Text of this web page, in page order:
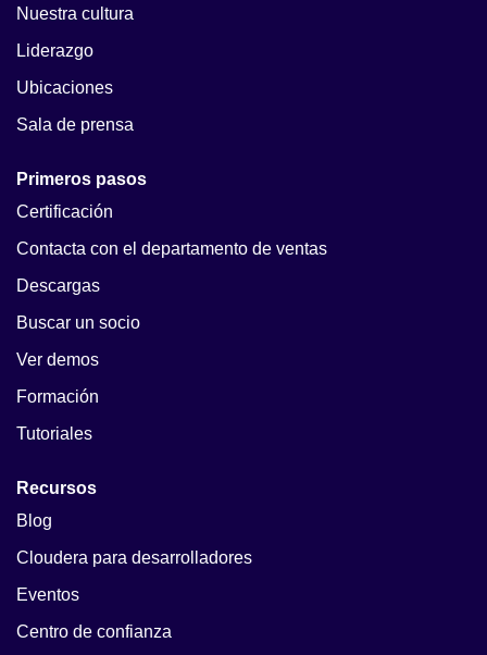
Nuestra cultura
Liderazgo
Ubicaciones
Sala de prensa
Primeros pasos
Certificación
Contacta con el departamento de ventas
Descargas
Buscar un socio
Ver demos
Formación
Tutoriales
Recursos
Blog
Cloudera para desarrolladores
Eventos
Centro de confianza